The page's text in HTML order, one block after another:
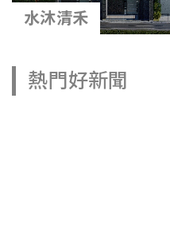
水沐清禾
熱門好新聞